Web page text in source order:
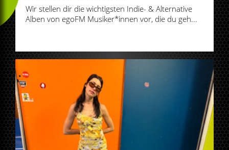
Wir stellen dir die wichtigsten Indie- & Alternative
Alben von egoFM Musiker*innen vor, die du geh...